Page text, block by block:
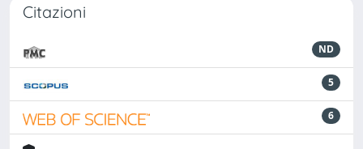
Citazioni
ND
5
6